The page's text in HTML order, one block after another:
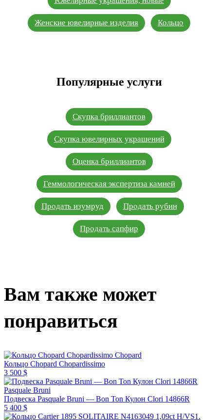
Женские ювелирные изделия Кольцо
Популярные услуги
Скупка бриллиантов
Скупка ювелирных украшений
Оценка бриллиантов
Геммологическая экспертиза камней
Продать изумруд Продать рубин
Продать сапфир
Вам также может
понравиться
Chopard
Кольцо Chopard Chopardissimo
3 500 $
Pasquale Bruni
Подвеска Pasquale Bruni — Bon Ton Кулон Clori 14866R
5 400 $